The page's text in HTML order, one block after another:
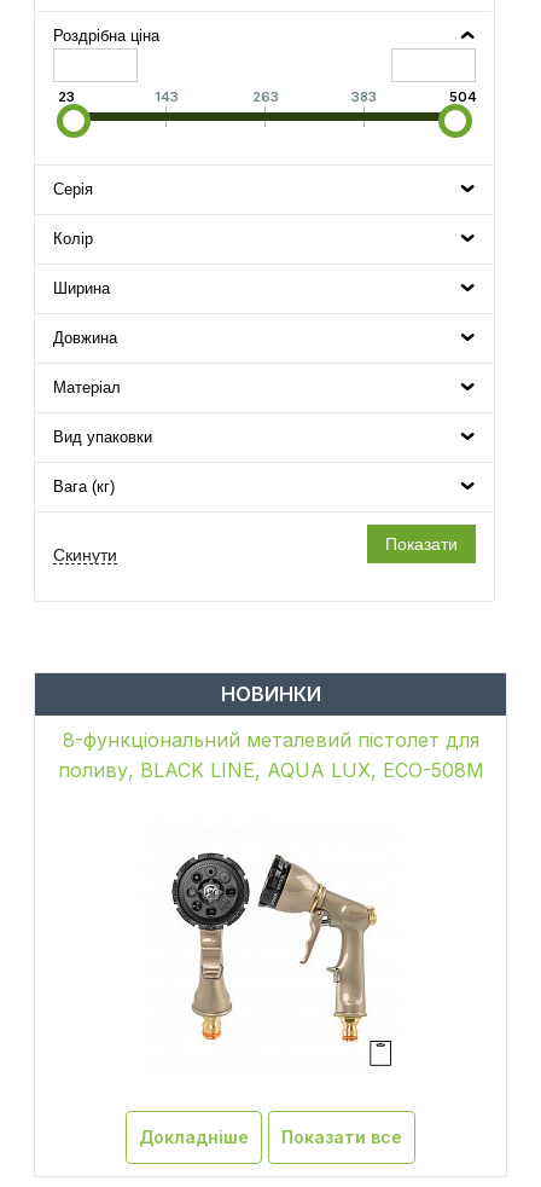
Роздрібна ціна
23 143 263 383 504
Серія
Колір
Ширина
Довжина
Матеріал
Вид упаковки
Вага (кг)
НОВИНКИ
8-функціональний металевий пістолет для
поливу, BLACK LINE, AQUA LUX, ECO-508M
Докладніше Показати все